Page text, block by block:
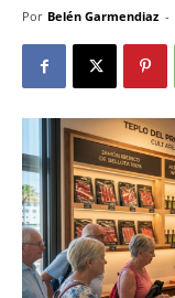
Por Belén Garmendiaz -